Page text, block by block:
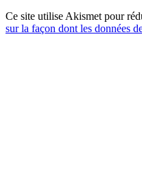
Ce site utilise Akismet pour
sur la façon dont les données